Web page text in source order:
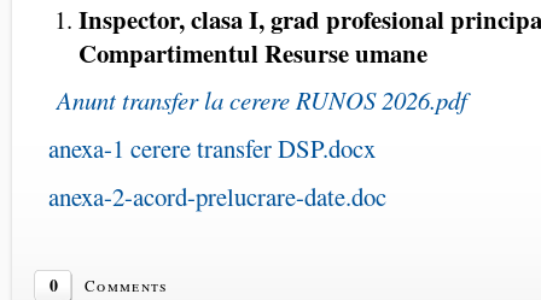
Inspector, clasa I, grad profesional
Compartimentul Resurse umane
Anunt transfer la cerere RUNOS 2026.pdf
anexa-1 cerere transfer DSP.docx
anexa-2-acord-prelucrare-date.doc
0 Comments